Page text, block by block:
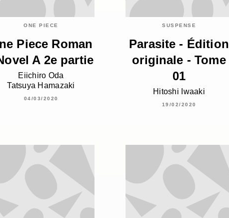
ONE PIECE
Piece Roman
A 2e partie
Eiichiro Oda
Tatsuya Hamazaki
04/03/2020
SUSPENSE
Parasite - Édition
originale - Tome
01
Hitoshi Iwaaki
19/02/2020